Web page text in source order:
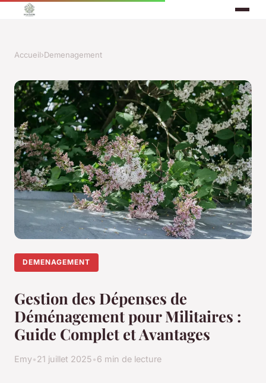
Accueil›Demenagement
DEMENAGEMENT
Gestion des Dépenses de
Déménagement pour Militaires :
Guide Complet et Avantages
Emy•21 juillet 2025•6 min de lecture